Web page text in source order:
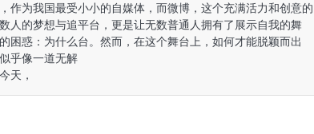
作为我国最受
人的梦想与追
困惑：为什么
乎像一道无解
天，
小小的自媒体，而微博，这个充满活力和创意的
平台，更是让无数普通人拥有了展示自我的舞
台。然而，在这个舞台上，如何才能脱颖而出